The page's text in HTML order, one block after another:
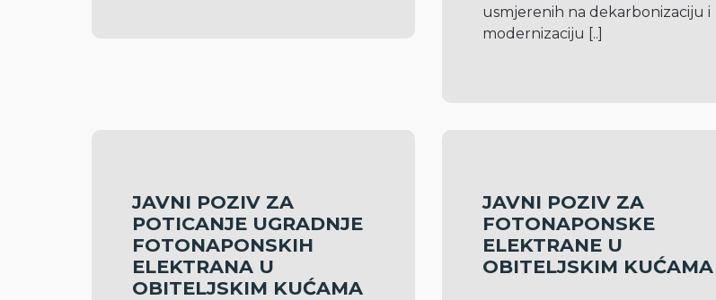
usmjerenih na dekarbonizaciju i
modernizaciju [..]
JAVNI POZIV ZA
POTICANJE UGRADNJE
FOTONAPONSKIH
ELEKTRANA U
OBITELJSKIM KUĆAMA
JAVNI POZIV ZA
FOTONAPONSKE
ELEKTRANE U
OBITELJSKIM KUĆAMA